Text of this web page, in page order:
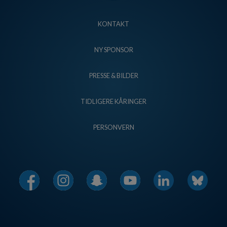
KONTAKT
NY SPONSOR
PRESSE & BILDER
TIDLIGERE KÅRINGER
PERSONVERN